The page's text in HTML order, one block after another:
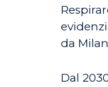
da
Dal